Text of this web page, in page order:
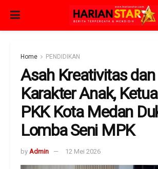
Home PENDIDIKAN
Asah Kreativitas dan
Karakter Anak,
PKK Kota Medan
Lomba Seni MPK
by Admin 12 Mei 2026